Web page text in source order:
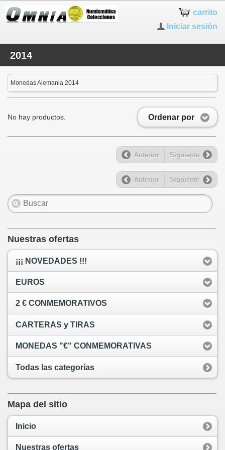
carrito
Iniciar sesión
2014
Monedas Alemania 2014
Ordenar por
No hay productos.
Anterior Siguiente
Anterior Siguiente
Nuestras ofertas
¡¡¡ NOVEDADES !!!
EUROS
2 € CONMEMORATIVOS
CARTERAS y TIRAS
MONEDAS "€" CONMEMORATIVAS
Todas las categorías
Mapa del sitio
Inicio
Nuestras ofertas